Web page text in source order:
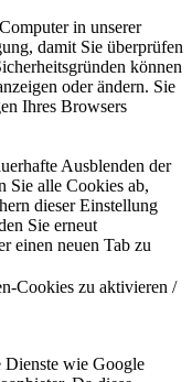
in unserer
damit Sie überprüfen
können
oder ändern. Sie
Ihres Browsers
Ausblenden der
Sie alle Cookies ab,
dieser Einstellung
Sie erneut
einen neuen Tab zu
Cookies zu aktivieren /
Dienste wie Google